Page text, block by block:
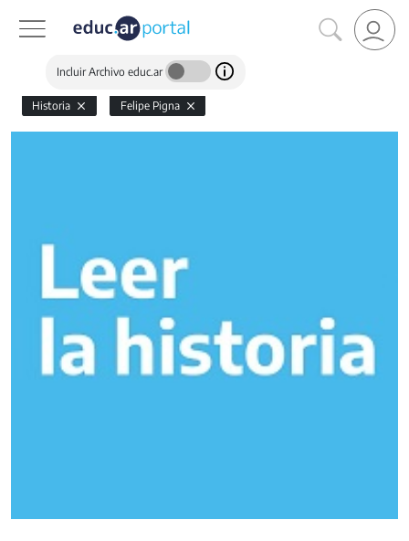
Incluir Archivo educ.ar
Historia Felipe Pigna